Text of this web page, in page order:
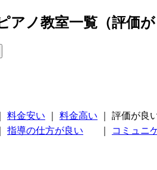
アノ教室一覧（評価
料金安い 料金高い
評価が良
指導の仕方が良い コミュニ